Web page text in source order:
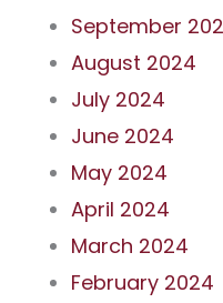
September
August 2024
July 2024
June 2024
May 2024
April 2024
March 2024
February 2024